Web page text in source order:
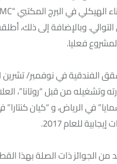
وبالإضافة إلى ذلك،
فعليا.
الفندقية في نوفمبر/ تشرين
وتشغيله من قبل “روتانا”،
في الرياض، و “كيان كنتارا”
الجوائز ذات الصلة بهذا